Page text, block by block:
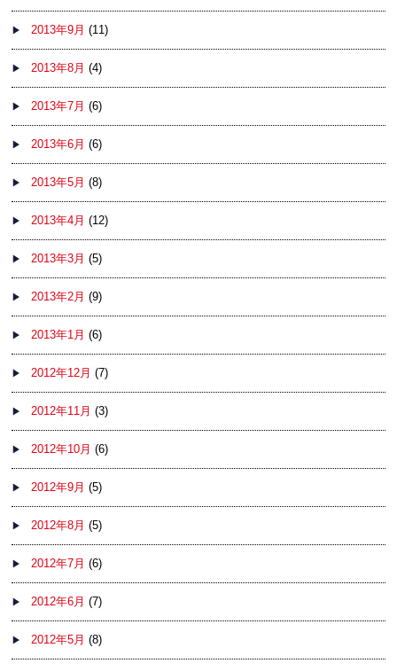
2013年9月 (11)
2013年8月 (4)
2013年7月 (6)
2013年6月 (6)
2013年5月 (8)
2013年4月 (12)
2013年3月 (5)
2013年2月 (9)
2013年1月 (6)
2012年12月 (7)
2012年11月 (3)
2012年10月 (6)
2012年9月 (5)
2012年8月 (5)
2012年7月 (6)
2012年6月 (7)
2012年5月 (8)